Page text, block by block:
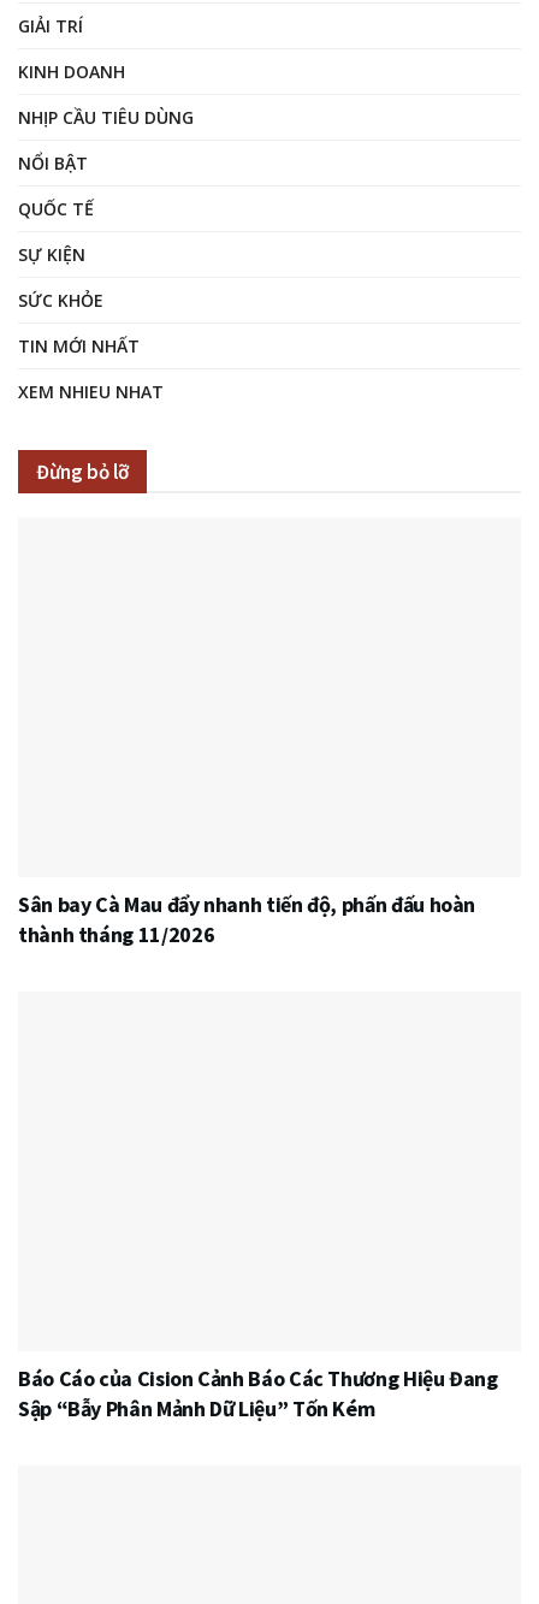
GIẢI TRÍ
KINH DOANH
NHỊP CẦU TIÊU DÙNG
NỔI BẬT
QUỐC TẾ
SỰ KIỆN
SỨC KHỎE
TIN MỚI NHẤT
XEM NHIEU NHAT
Đừng bỏ lỡ
Sân bay Cà Mau đẩy nhanh tiến độ, phấn đấu hoàn
thành tháng 11/2026
Báo Cáo của Cision Cảnh Báo Các Thương Hiệu Đang
Sập “Bẫy Phân Mảnh Dữ Liệu” Tốn Kém